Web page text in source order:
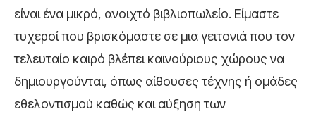
είναι ένα μικρό, ανοιχτό βιβλιοπωλείο. Είμαστε
τυχεροί που βρισκόμαστε σε μια γειτονιά που τον
τελευταίο καιρό βλέπει καινούριους χώρους να
δημιουργούνται, όπως αίθουσες τέχνης ή ομάδες
εθελοντισμού καθώς και αύξηση των